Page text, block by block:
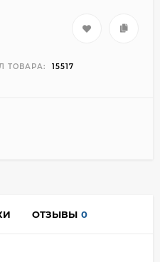
ТОВАРА: 15517
ОТЗЫВЫ 0